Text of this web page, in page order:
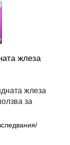
жлеза
жлеза
за